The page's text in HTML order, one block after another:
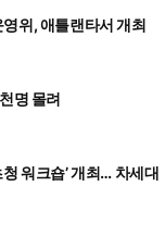
위, 애틀랜타서 개최
명 몰려
워크숍’ 개최… 차세대